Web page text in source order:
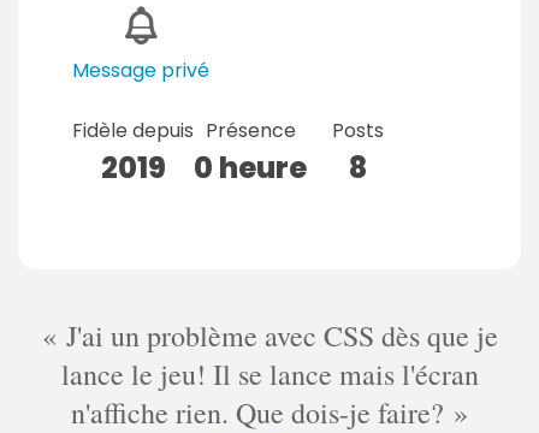
Message privé
Fidèle depuis
2019
Présence
0 heure
Posts
8
J'ai un problème avec CSS dès que je
lance le jeu! Il se lance mais l'écran
n'affiche rien. Que dois-je faire?